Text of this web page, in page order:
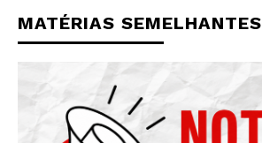
MATÉRIAS SEMELHANTES